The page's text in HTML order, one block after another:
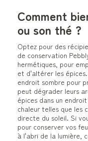
Comment
ou son thé ?
Optez pour des
de conservation
hermétiques, pour
et d'altérer les
endroit sombre pour
peut dégrader leurs
épices dans un
chaleur telles que les
directe du soleil. Si
pour conserver vos
à l'abri de la lumière,